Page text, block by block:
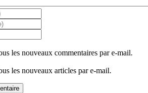
les nouveaux commentaires par e-mail.
les nouveaux articles par e-mail.